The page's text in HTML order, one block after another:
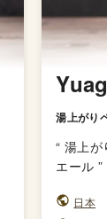
湯上がり
“湯上が
エール ”
日本